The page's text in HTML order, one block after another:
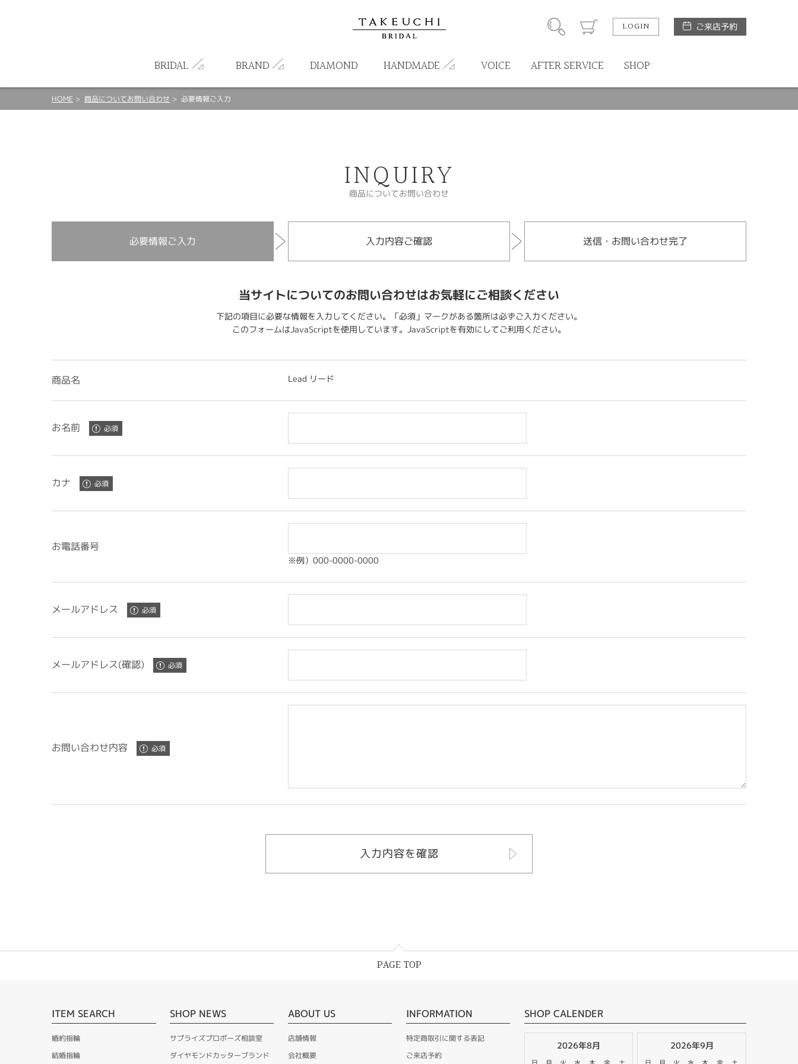
LOGIN ご来店予約
BRIDAL BRAND DIAMOND HANDMADE VOICE AFTER SERVICE SHOP
HOME 商品についてお問い合わせ 必要情報ご入力
INQUIRY
商品についてお問い合わせ
必要情報ご入力 入力内容ご確認 送信・お問い合わせ完了
当サイトについてのお問い合わせはお気軽にご相談ください
下記の項目に必要な情報を入力してください。「必須」マークがある箇所は必ずご入力ください。
このフォームはJavaScriptを使用しています。JavaScriptを有効にしてご利用ください。
商品名 Lead リード
お名前
カナ
お電話番号
※例）000-0000-0000
メールアドレス
メールアドレス(確認)
お問い合わせ内容
PAGE TOP
ITEM SEARCH
婚約指輪
結婚指輪
SHOP NEWS
サプライズプロポーズ相談室
ダイヤモンドカッターブランド
ABOUT US
店舗情報
会社概要
INFORMATION
特定商取引に関する表記
ご来店予約
SHOP CALENDER
2026年8月 2026年9月